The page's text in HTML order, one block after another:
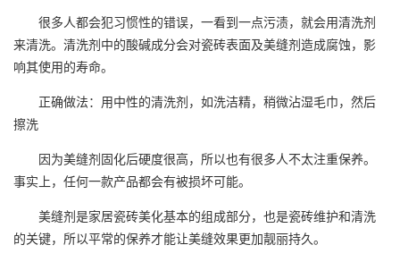
很多人都会犯习惯性的错误，一看到一点污渍，就会用清洗剂
来清洗。清洗剂中的酸碱成分会对瓷砖表面及美缝剂造成腐蚀，影
响其使用的寿命。
正确做法：用中性的清洗剂，如洗洁精，稍微沾湿毛巾，然后
擦洗
因为美缝剂固化后硬度很高，所以也有很多人不太注重保养。
事实上，任何一款产品都会有被损坏可能。
美缝剂是家居瓷砖美化基本的组成部分，也是瓷砖维护和清洗
的关键，所以平常的保养才能让美缝效果更加靓丽持久。